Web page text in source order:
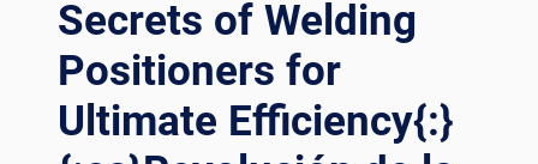
PROGRESO:
REVOLUCIONANDO
LA
EN
Secrets of Welding
Positioners for
Ultimate Efficiency{:}